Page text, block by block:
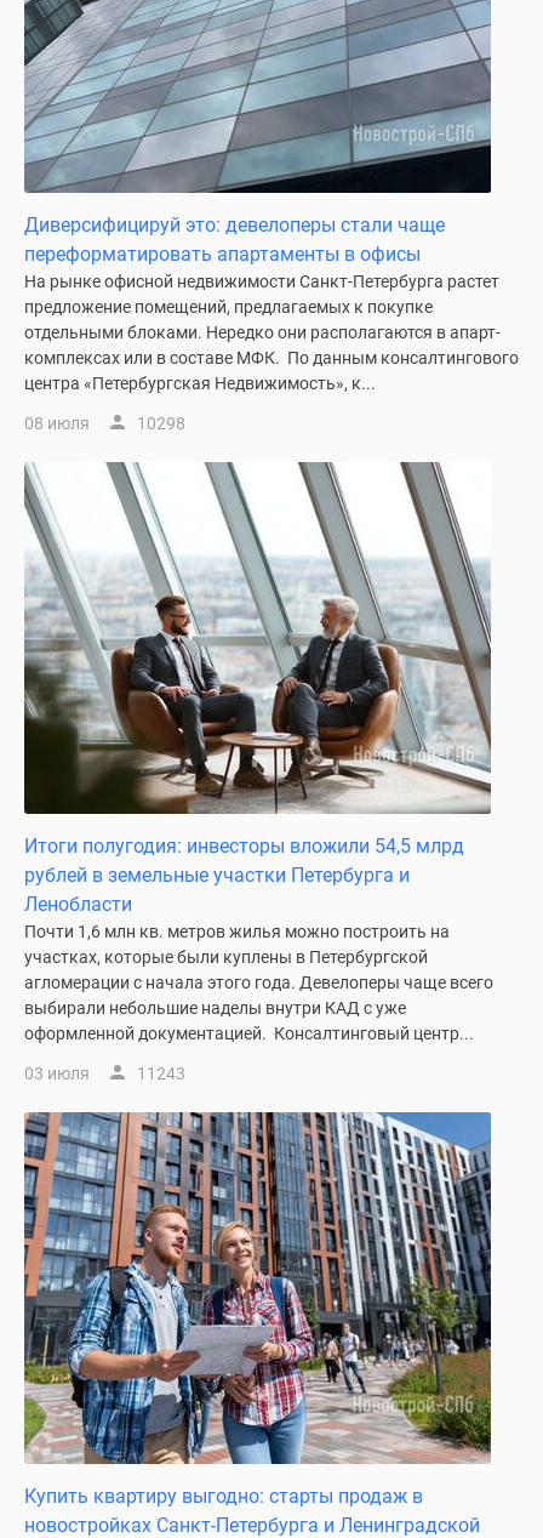
Диверсифицируй это: девелоперы стали чаще
переформатировать апартаменты в офисы
На рынке офисной недвижимости Санкт-Петербурга растет
предложение помещений, предлагаемых к покупке
отдельными блоками. Нередко они располагаются в апарт-
комплексах или в составе МФК. По данным консалтингового
центра «Петербургская Недвижимость», к...
08 июля 10298
Итоги полугодия: инвесторы вложили 54,5 млрд
рублей в земельные участки Петербурга и
Ленобласти
Почти 1,6 млн кв. метров жилья можно построить на
участках, которые были куплены в Петербургской
агломерации с начала этого года. Девелоперы чаще всего
выбирали небольшие наделы внутри КАД с уже
оформленной документацией. Консалтинговый центр...
03 июля 11243
Купить квартиру выгодно: старты продаж в
новостройках Санкт-Петербурга и Ленинградской